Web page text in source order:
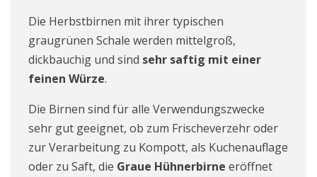
Die Herbstbirnen mit ihrer typischen
graugrünen Schale werden mittelgroß,
dickbauchig und sind sehr saftig mit einer
feinen Würze.
Die Birnen sind für alle Verwendungszwecke
sehr gut geeignet, ob zum Frischeverzehr oder
zur Verarbeitung zu Kompott, als Kuchenauflage
oder zu Saft, die Graue Hühnerbirne eröffnet